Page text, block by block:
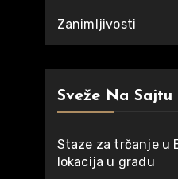
Zanimljivosti
Sveže Na Sajtu
Staze za trčanje u
lokacija u gradu